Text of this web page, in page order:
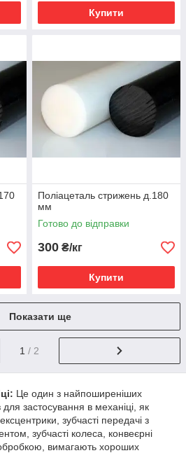
Купити
Поліацеталь стрижень д.180
мм
Готово до відправки
300 ₴/кг
Купити
Показати ще
1 / 2
Це один з найпоширеніших
для застосування в механіці, як
зубчасті передачі з
зубчасті колеса, конвеєрні
обробкою, вимагають хороших